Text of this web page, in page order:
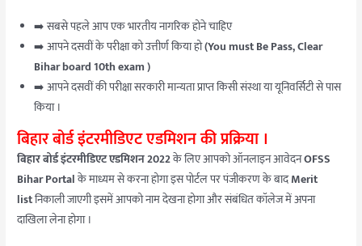
➡️ सबसे पहले आप एक भारतीय नागरिक होने चाहिए
➡️ आपने दसवीं के परीक्षा को उत्तीर्ण किया हो(You must Be Pass, Clear
Bihar board 10th exam )
➡️ आपने दसवीं की परीक्षा सरकारी मान्यता प्राप्त किसी संस्था या यूनिवर्सिटी से पास
किया ।
बिहार बोर्ड इंटरमीडिएट एडमिशन की प्रक्रिया ।
बिहार बोर्ड इंटरमीडिएट एडमिशन 2022के लिए आपको ऑनलाइन आवेदनOFSS
Bihar Portalके माध्यम से करना होगा इस पोर्टल पर पंजीकरण के बादMerit
listनिकाली जाएगी इसमें आपको नाम देखना होगा और संबंधित कॉलेज में अपना
दाखिला लेना होगा ।